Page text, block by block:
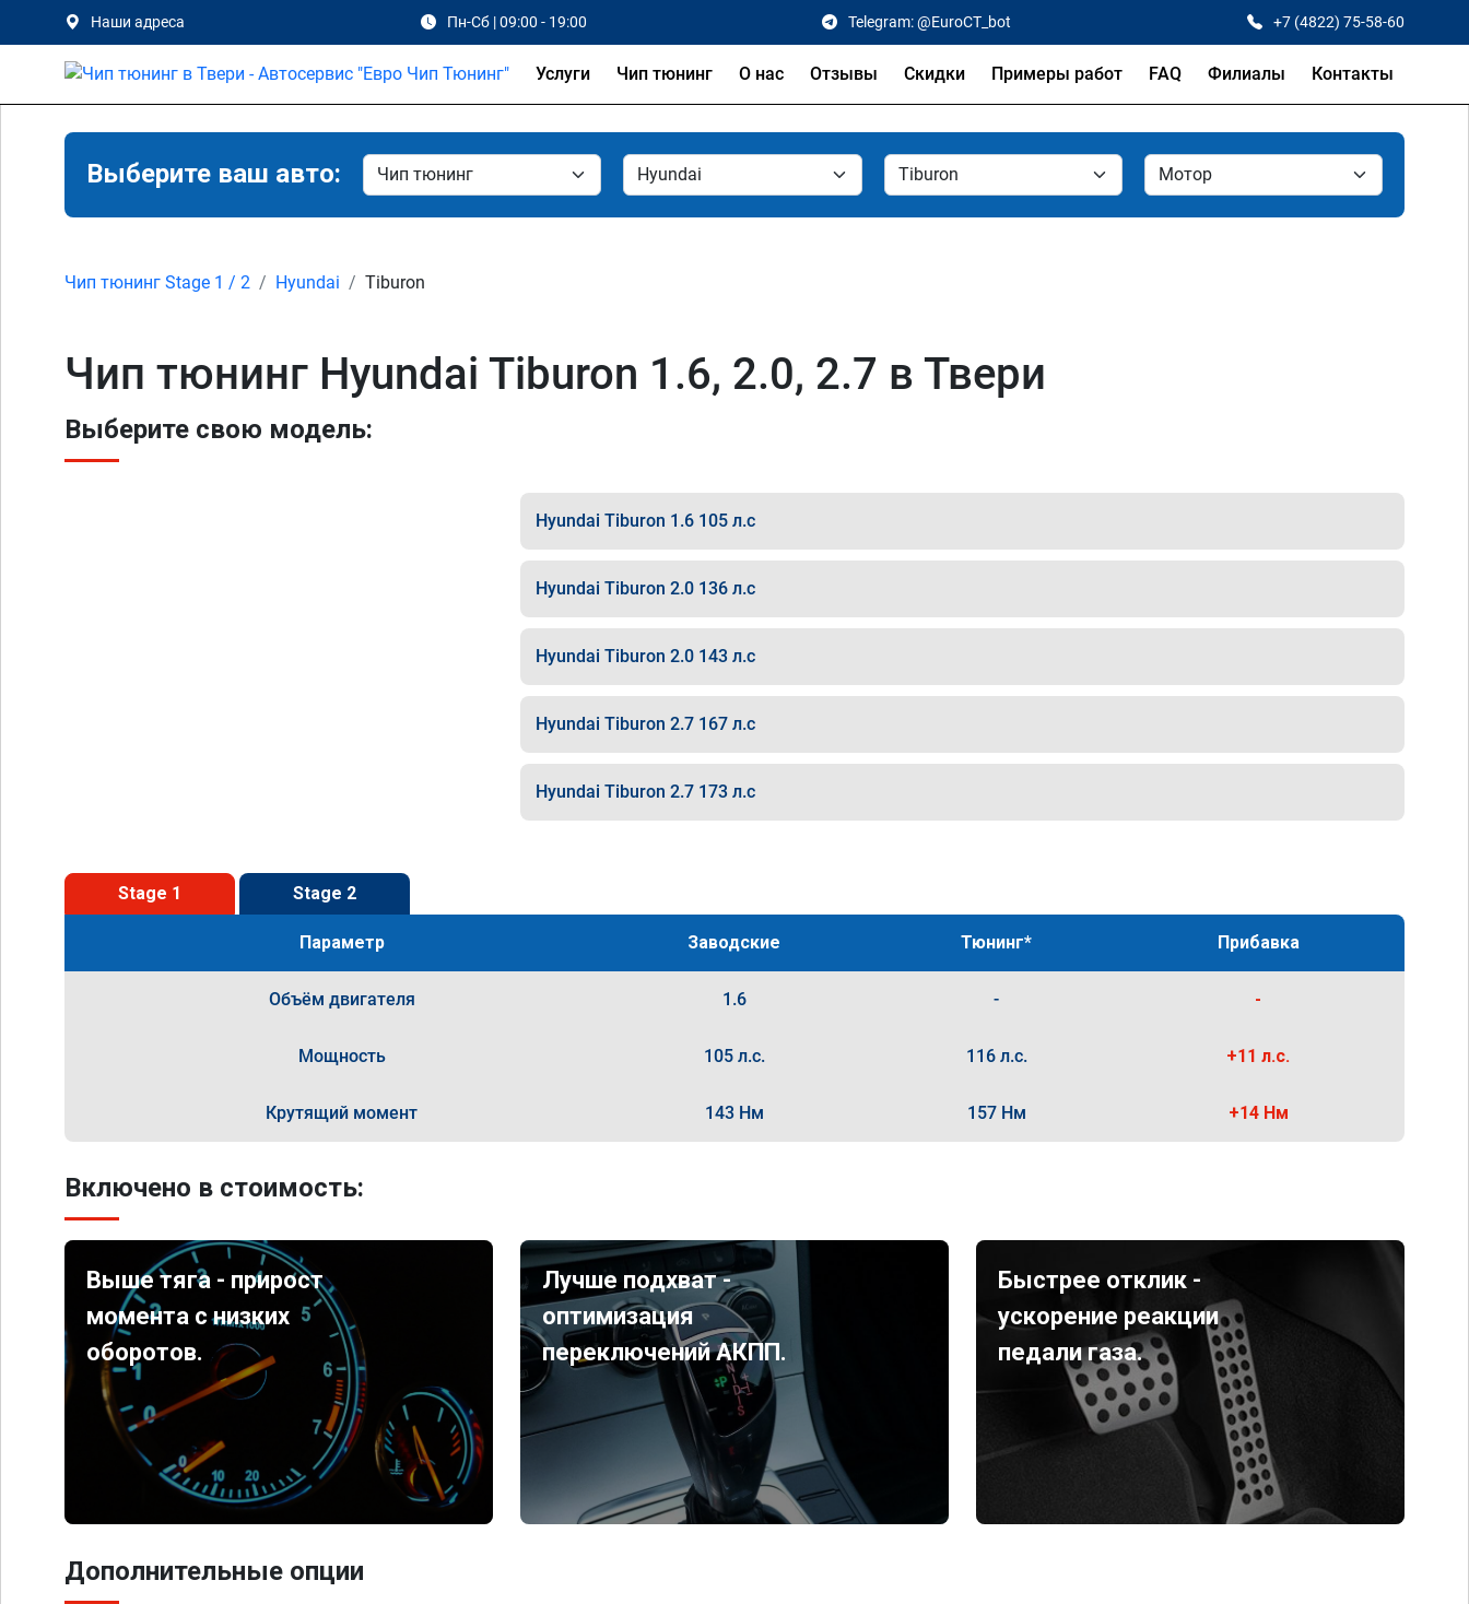
Наши адреса Пн-Сб | 09:00 - 19:00 Telegram: @EuroCT_bot +7 (4822) 75-58-60
Услуги Чип тюнинг О нас Отзывы Скидки Примеры работ FAQ Филиалы Контакты
Выберите ваш авто:
Чип тюнинг Stage 1 / 2 Hyundai Tiburon
Чип тюнинг Hyundai Tiburon 1.6, 2.0, 2.7 в Твери
Выберите свою модель:
Hyundai Tiburon 1.6 105 л.с
Hyundai Tiburon 2.0 136 л.с
Hyundai Tiburon 2.0 143 л.с
Hyundai Tiburon 2.7 167 л.с
Hyundai Tiburon 2.7 173 л.с
Stage 1 Stage 2
Параметр Заводские Тюнинг* Прибавка
Объём двигателя 1.6 - -
Мощность 105 л.с. 116 л.с. +11 л.с.
Крутящий момент 143 Нм 157 Нм +14 Нм
Включено в стоимость:
Выше тяга - прирост
момента с низких
оборотов.
Лучше подхват -
оптимизация
переключений АКПП.
Быстрее отклик -
ускорение реакции
педали газа.
Дополнительные опции